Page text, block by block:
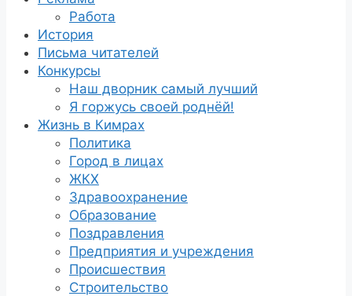
Работа
История
Письма читателей
Конкурсы
Наш дворник самый лучший
Я горжусь своей роднёй!
Жизнь в Кимрах
Политика
Город в лицах
ЖКХ
Здравоохранение
Образование
Поздравления
Предприятия и учреждения
Происшествия
Строительство